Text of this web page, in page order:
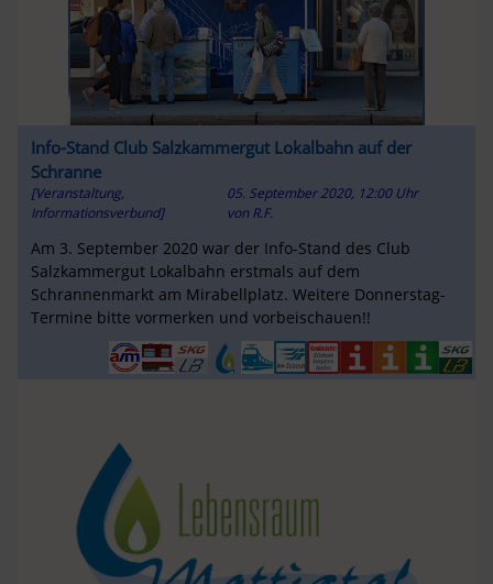
Info-Stand Club Salzkammergut Lokalbahn auf der
Schranne
[Veranstaltung,
Informationsverbund]
05. September 2020, 12:00 Uhr
vonR.F.
Am 3. September 2020 war der Info-Stand des Club
Salzkammergut Lokalbahn erstmals auf dem
Schrannenmarkt am Mirabellplatz. Weitere Donnerstag-
Termine bitte vormerken und vorbeischauen!!